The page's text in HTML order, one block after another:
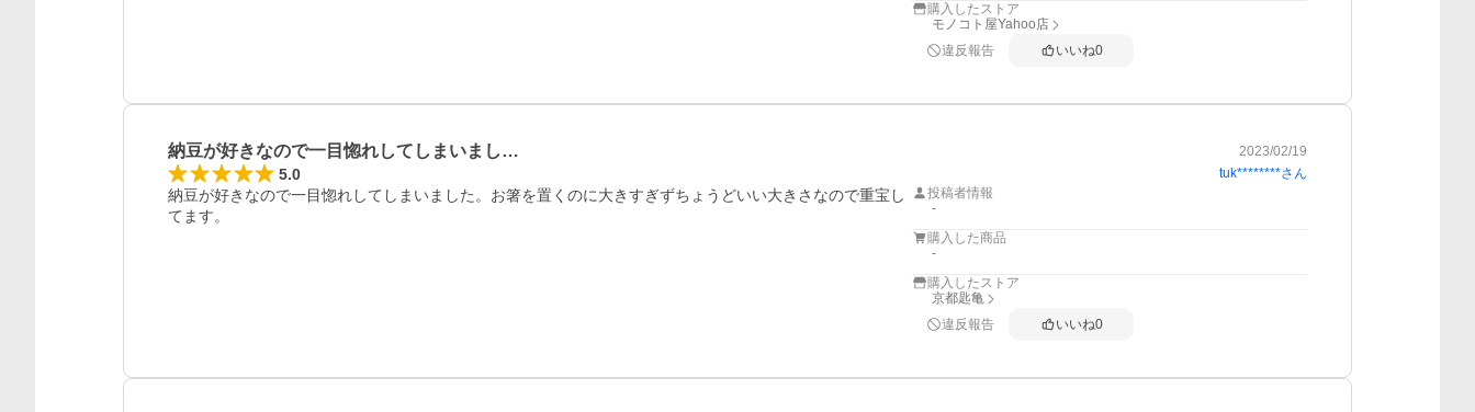
購入したストア
モノコト屋Yahoo店
違反報告
いいね0
納豆が好きなので一目惚れしてしまいまし… 2023/02/19
5.0 tuk********さん
納豆が好きなので一目惚れしてしまいました。お箸を置くのに大きすぎずちょうどいい大きさなので重宝し
てます。
投稿者情報
-
購入した商品
-
購入したストア
京都匙亀
違反報告
いいね0